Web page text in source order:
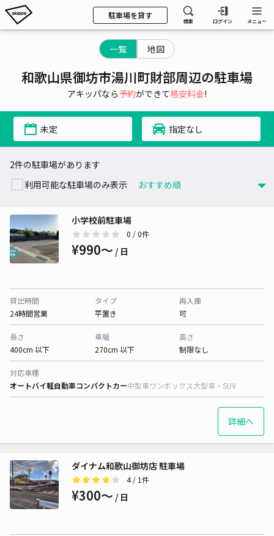
駐車場を貸す
検索 ログイン メニュー
一覧 地図
和歌山県御坊市湯川町財部周辺の駐車場
アキッパなら予約ができて格安料金!
未定 指定なし
2件の駐車場があります
利用可能な駐車場のみ表示
小学校前駐車場
0 / 0件
¥990〜 / 日
貸出時間
24時間営業
タイプ
平置き
再入庫
可
長さ
400cm 以下
車幅
270cm 以下
高さ
制限なし
対応車種
オートバイ軽自動車コンパクトカー中型車ワンボックス大型車・SUV
詳細へ
ダイナム和歌山御坊店 駐車場
4/ 1件
¥300〜 / 日